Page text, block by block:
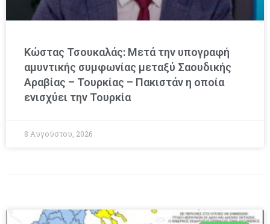
Κώστας Τσουκαλάς: Μετά την υπογραφή
αμυντικής συμφωνίας μεταξύ Σαουδικής
Αραβίας – Τουρκίας – Πακιστάν η οποία
ενισχύει την Τουρκία
8 Αυγούστου, 2026